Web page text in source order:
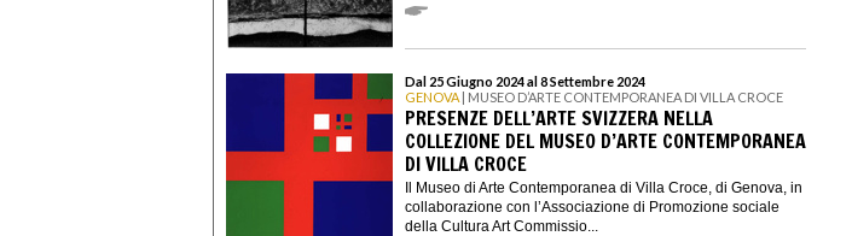
Dal 25 Giugno 2024 al 8 Settembre 2024
GENOVA | MUSEO D’ARTE CONTEMPORANEA DI VILLA CROCE
PRESENZE DELL’ARTE SVIZZERA NELLA
COLLEZIONE DEL MUSEO D’ARTE CONTEMPORANEA
DI VILLA CROCE
Il Museo di Arte Contemporanea di Villa Croce, di Genova, in
collaborazione con l’Associazione di Promozione sociale
della Cultura Art Commissio...